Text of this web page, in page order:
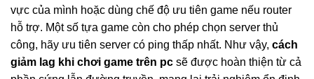
vực của mình hoặc dùng chế độ ưu tiên game nếu router
hỗ trợ. Một số tựa game còn cho phép chọn server thủ
công, hãy ưu tiên server có ping thấp nhất. Như vậy, cách
giảm lag khi chơi game trên pc sẽ được hoàn thiện từ cả